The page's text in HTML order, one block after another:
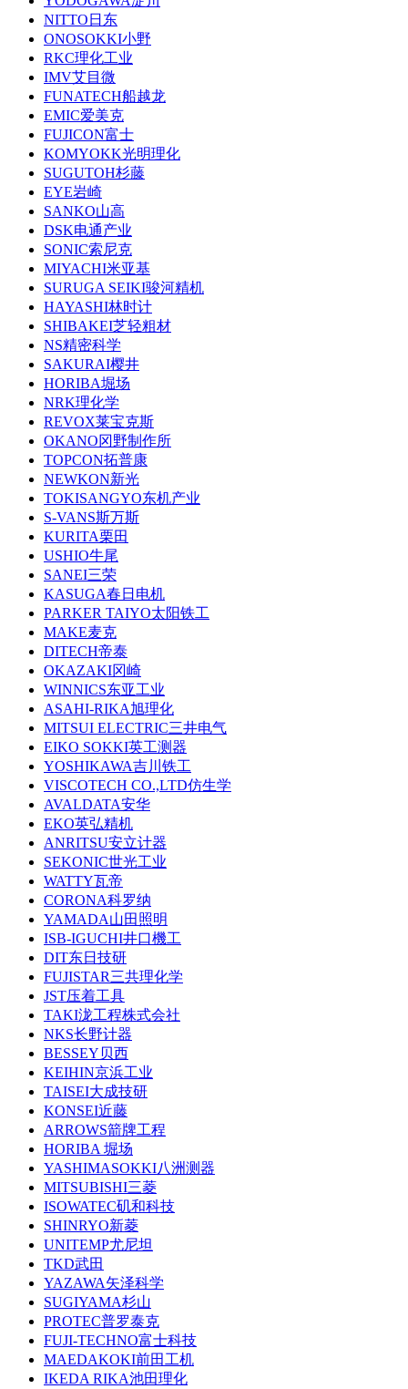
NITTO日东
ONOSOKKI小野
RKC理化工业
IMV艾目微
FUNATECH船越龙
EMIC爱美克
FUJICON富士
KOMYOKK光明理化
SUGUTOH杉藤
EYE岩崎
SANKO山高
DSK电通产业
SONIC索尼克
MIYACHI米亚基
SURUGA SEIKI骏河精机
HAYASHI林时计
SHIBAKEI芝轻粗材
NS精密科学
SAKURAI樱井
HORIBA堀场
NRK理化学
REVOX莱宝克斯
OKANO冈野制作所
TOPCON拓普康
NEWKON新光
TOKISANGYO东机产业
S-VANS斯万斯
KURITA栗田
USHIO牛尾
SANEI三荣
KASUGA春日电机
PARKER TAIYO太阳铁工
MAKE麦克
DITECH帝泰
OKAZAKI冈崎
WINNICS东亚工业
ASAHI-RIKA旭理化
MITSUI ELECTRIC三井电气
EIKO SOKKI英工测器
YOSHIKAWA吉川铁工
VISCOTECH CO.,LTD仿生学
AVALDATA安华
EKO英弘精机
ANRITSU安立计器
SEKONIC世光工业
WATTY瓦帝
CORONA科罗纳
YAMADA山田照明
ISB-IGUCHI井口機工
DIT东日技研
FUJISTAR三共理化学
JST压着工具
TAKI泷工程株式会社
NKS长野计器
BESSEY贝西
KEIHIN京浜工业
TAISEI大成技研
KONSEI近藤
ARROWS箭牌工程
HORIBA 堀场
YASHIMASOKKI八洲测器
MITSUBISHI三菱
ISOWATEC矶和科技
SHINRYO新菱
UNITEMP尤尼坦
TKD武田
YAZAWA矢泽科学
SUGIYAMA杉山
PROTEC普罗泰克
FUJI-TECHNO富士科技
MAEDAKOKI前田工机
IKEDA RIKA池田理化